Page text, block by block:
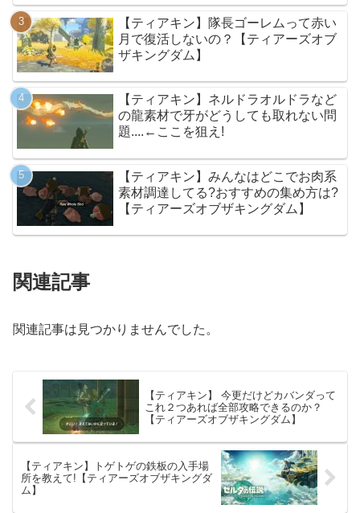
【ティアキン】隊長ゴーレムって赤い
月で復活しないの？【ティアーズオブ
ザキングダム】
【ティアキン】ネルドラオルドラなど
の龍素材で牙がどうしても取れない問
題....←ここを狙え!
【ティアキン】みんなはどこでお肉系
素材調達してる?おすすめの集め方は?
【ティアーズオブザキングダム】
関連記事
関連記事は見つかりませんでした。
【ティアキン】 今更だけどカバンダって
これ２つあれば全部攻略できるのか？
【ティアーズオブザキングダム】
【ティアキン】トゲトゲの鉄板の入手場
所を教えて!【ティアーズオブザキングダ
ム】